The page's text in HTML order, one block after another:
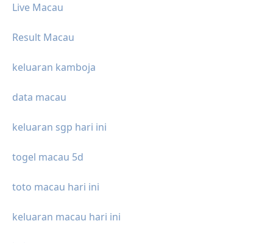
Live Macau
Result Macau
keluaran kamboja
data macau
keluaran sgp hari ini
togel macau 5d
toto macau hari ini
keluaran macau hari ini